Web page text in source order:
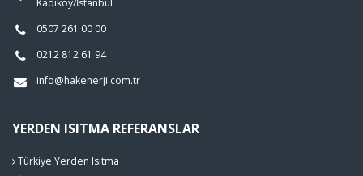
Kadıköy/İstanbul
0507 261 00 00
0212 812 61 94
info@hakenerji.com.tr
YERDEN ISITMA REFERANSLAR
Türkiye Yerden Isıtma